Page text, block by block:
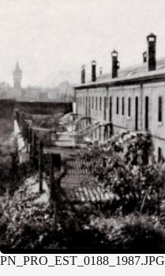
PN_PRO_EST_0188_1987.JPG